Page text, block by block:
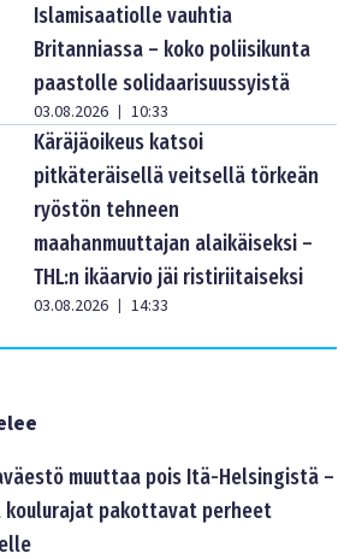
Islamisaatiolle vauhtia
Britanniassa – koko poliisikunta
paastolle solidaarisuussyistä
03.08.2026 | 10:33
Käräjäoikeus katsoi
pitkäteräisellä veitsellä törkeän
ryöstön tehneen
maahanmuuttajan alaikäiseksi –
THL:n ikäarvio jäi ristiriitaiseksi
03.08.2026 | 14:33
muuttaa pois Itä-Helsingistä –
koulurajat pakottavat perheet